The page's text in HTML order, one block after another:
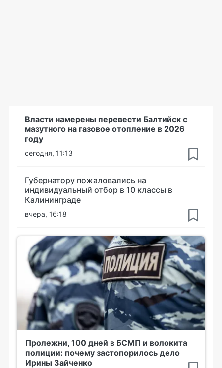
Власти намерены перевести Балтийск с
мазутного на газовое отопление в 2026
году
сегодня, 11:13
Губернатору пожаловались на
индивидуальный отбор в 10 классы в
Калининграде
вчера, 16:18
Пролежни, 100 дней в БСМП и волокита
полиции: почему застопорилось дело
Ирины Зайченко